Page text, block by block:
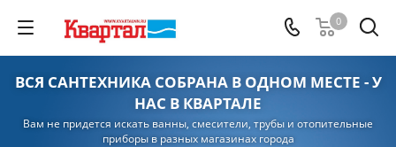
0
ВСЯ САНТЕХНИКА СОБРАНА В ОДНОМ МЕСТЕ - У
НАС В КВАРТАЛЕ
Вам не придется искать ванны, смесители, трубы и отопительные
приборы в разных магазинах города